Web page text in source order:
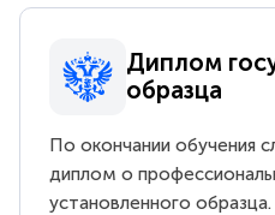
Диплом
образца
По окончании обучения
диплом о
установленного